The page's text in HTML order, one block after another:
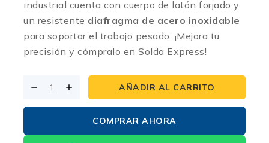
industrial cuenta con cuerpo de latón forjado y
un resistente diafragma de acero inoxidable
para soportar el trabajo pesado. ¡Mejora tu
precisión y cómpralo en Solda Express!
AÑADIR AL CARRITO
COMPRAR AHORA